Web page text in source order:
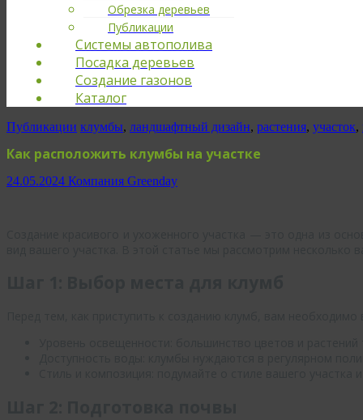
Обрезка деревьев
Публикации
Cистемы автополива
Посадка деревьев
Создание газонов
Каталог
Публикации клумбы, ландшафтный дизайн, растения, участок,
Как расположить клумбы на участке
24.05.2024 Компания Greenday